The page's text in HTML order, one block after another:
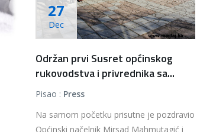
27
Dec
Održan prvi Susret općinskog
rukovodstva i privrednika sa...
Pisao : Press
Na samom početku prisutne je pozdravio
Općinski načelnik Mirsad Mahmutagić i